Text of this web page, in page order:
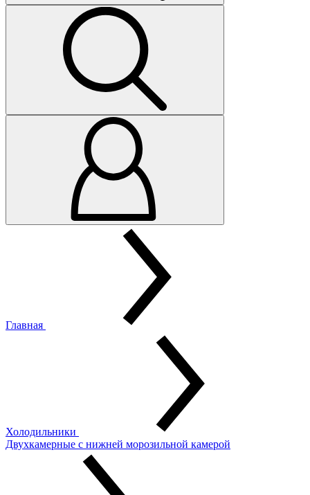
Главная
Холодильники
Двухкамерные с нижней морозильной камерой